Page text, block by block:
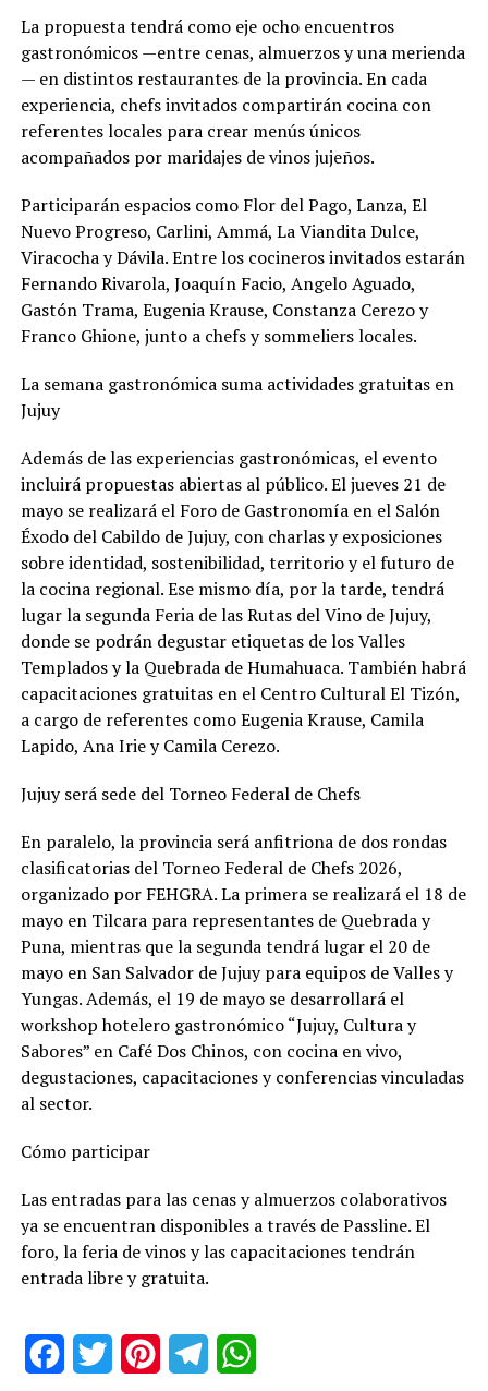
La propuesta tendrá como eje ocho encuentros
gastronómicos —entre cenas, almuerzos y una merienda
— en distintos restaurantes de la provincia. En cada
experiencia, chefs invitados compartirán cocina con
referentes locales para crear menús únicos
acompañados por maridajes de vinos jujeños.
Participarán espacios como Flor del Pago, Lanza, El
Nuevo Progreso, Carlini, Ammá, La Viandita Dulce,
Viracocha y Dávila. Entre los cocineros invitados estarán
Fernando Rivarola, Joaquín Facio, Angelo Aguado,
Gastón Trama, Eugenia Krause, Constanza Cerezo y
Franco Ghione, junto a chefs y sommeliers locales.
La semana gastronómica suma actividades gratuitas en
Jujuy
Además de las experiencias gastronómicas, el evento
incluirá propuestas abiertas al público. El jueves 21 de
mayo se realizará el Foro de Gastronomía en el Salón
Éxodo del Cabildo de Jujuy, con charlas y exposiciones
sobre identidad, sostenibilidad, territorio y el futuro de
la cocina regional. Ese mismo día, por la tarde, tendrá
lugar la segunda Feria de las Rutas del Vino de Jujuy,
donde se podrán degustar etiquetas de los Valles
Templados y la Quebrada de Humahuaca. También habrá
capacitaciones gratuitas en el Centro Cultural El Tizón,
a cargo de referentes como Eugenia Krause, Camila
Lapido, Ana Irie y Camila Cerezo.
Jujuy será sede del Torneo Federal de Chefs
En paralelo, la provincia será anfitriona de dos rondas
clasificatorias del Torneo Federal de Chefs 2026,
organizado por FEHGRA. La primera se realizará el 18 de
mayo en Tilcara para representantes de Quebrada y
Puna, mientras que la segunda tendrá lugar el 20 de
mayo en San Salvador de Jujuy para equipos de Valles y
Yungas. Además, el 19 de mayo se desarrollará el
workshop hotelero gastronómico “Jujuy, Cultura y
Sabores” en Café Dos Chinos, con cocina en vivo,
degustaciones, capacitaciones y conferencias vinculadas
al sector.
Cómo participar
Las entradas para las cenas y almuerzos colaborativos
ya se encuentran disponibles a través de Passline. El
foro, la feria de vinos y las capacitaciones tendrán
entrada libre y gratuita.
FacebookTwitter PinterestTelegram